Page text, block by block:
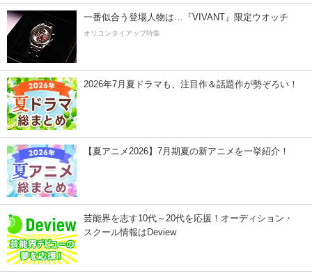
一番似合う登場人物は…『VIVANT』限定ウオッチ
オリコンタイアップ特集
2026年7月夏ドラマも、注目作＆話題作が勢ぞろい！
【夏アニメ2026】7月期夏の新アニメを一挙紹介！
芸能界を志す10代～20代を応援！オーディション・
スクール情報はDeview